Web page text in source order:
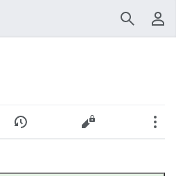
Найти Пользовательское меню
История
Ещё